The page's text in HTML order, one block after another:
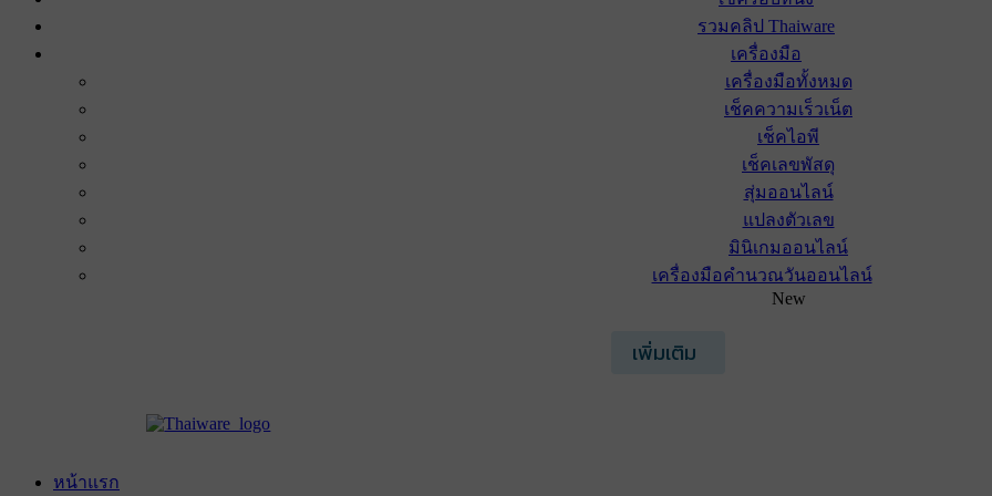
รวมคลิป Thaiware
เครื่องมือ
เครื่องมือทั้งหมด
เช็คความเร็วเน็ต
เช็คไอพี
เช็คเลขพัสดุ
สุ่มออนไลน์
แปลงตัวเลข
มินิเกมออนไลน์
เครื่องมือคำนวณวันออนไลน์
New
เพิ่มเติม
หน้าแรก